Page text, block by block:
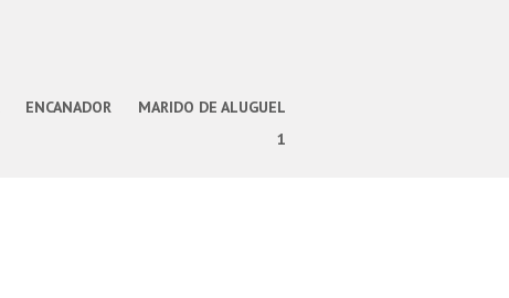
ENCANADOR
MARIDO DE ALUGUEL
1